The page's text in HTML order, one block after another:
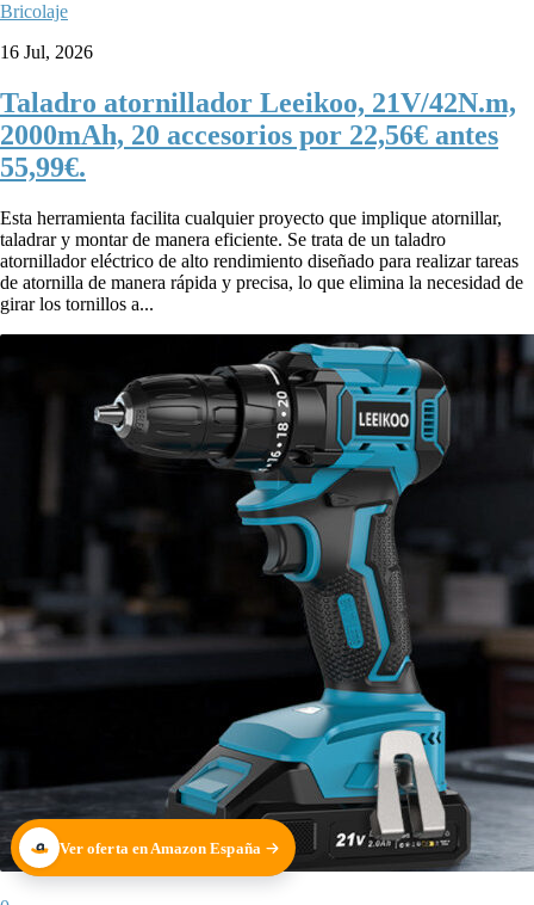
Bricolaje
16 Jul, 2026
Taladro atornillador Leeikoo, 21V/42N.m,
2000mAh, 20 accesorios por 22,56€ antes
55,99€.
Esta herramienta facilita cualquier proyecto que implique atornillar,
taladrar y montar de manera eficiente. Se trata de un taladro
atornillador eléctrico de alto rendimiento diseñado para realizar tareas
de atornilla de manera rápida y precisa, lo que elimina la necesidad de
girar los tornillos a...
Ver oferta en Amazon España